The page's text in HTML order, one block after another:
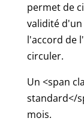
permet de
validité d'un
l'accord de
circuler.
Un <span
standard</
mois.